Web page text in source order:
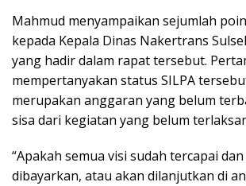
Mahmud menyampaikan sejumlah
kepada Kepala Dinas Nakertrans
yang hadir dalam rapat tersebut.
mempertanyakan status SILPA
merupakan anggaran yang belum
sisa dari kegiatan yang belum
“Apakah semua visi sudah tercapai
dibayarkan, atau akan dilanjutkan di